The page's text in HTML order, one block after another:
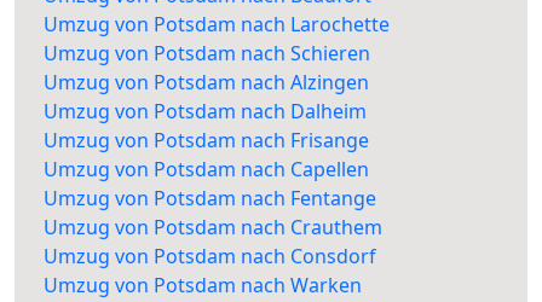
Umzug von Potsdam nach Larochette
Umzug von Potsdam nach Schieren
Umzug von Potsdam nach Alzingen
Umzug von Potsdam nach Dalheim
Umzug von Potsdam nach Frisange
Umzug von Potsdam nach Capellen
Umzug von Potsdam nach Fentange
Umzug von Potsdam nach Crauthem
Umzug von Potsdam nach Consdorf
Umzug von Potsdam nach Warken